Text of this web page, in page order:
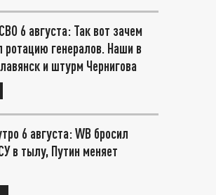
6 августа: Так вот зачем
ротацию генералов. Наши в
и штурм Чернигова
6 августа: WB бросил
в тылу, Путин меняет